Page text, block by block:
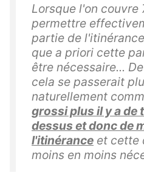
Lorsque l'on couvre
permettre
partie de
que a priori cette
être nécessaire...
cela se passerait
naturellement
grossi plus il y a de
dessus et donc de
l'itinérance et cette
moins en moins